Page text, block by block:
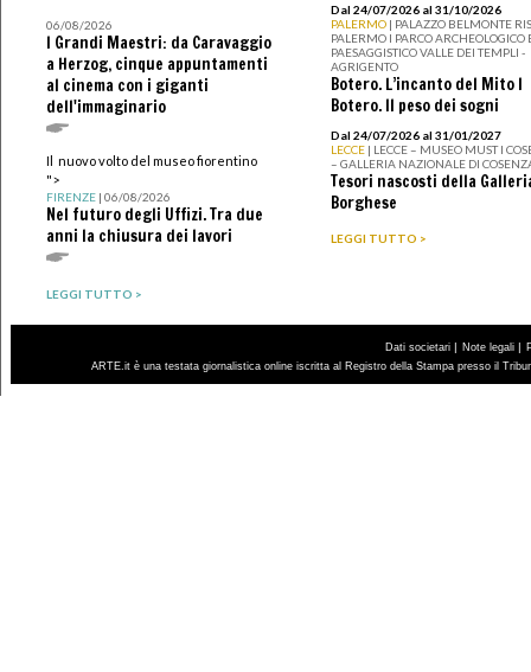
06/08/2026
I Grandi Maestri: da Caravaggio
a Herzog, cinque appuntamenti
al cinema con i giganti
dell'immaginario
Il nuovo volto del museo fiorentino
">
FIRENZE| 06/08/2026
Nel futuro degli Uffizi. Tra due
anni la chiusura dei lavori
LEGGI TUTTO >
Dal 24/07/2026 al 31/10/2026
PALERMO | PALAZZO BELMONTE
PALERMO I PARCO ARCHEOLOGICO
PAESAGGISTICO VALLE DEI TEMPLI -
AGRIGENTO
Botero. L’incanto del Mito I
Botero. Il peso dei sogni
Dal 24/07/2026 al 31/01/2027
LECCE | LECCE – MUSEO MUST I
– GALLERIA NAZIONALE DI
Tesori nascosti della
Borghese
LEGGI TUTTO >
Dati societari | Note legali |
ARTE.it è una testata giornalistica online iscritta al Registro della Stampa presso il